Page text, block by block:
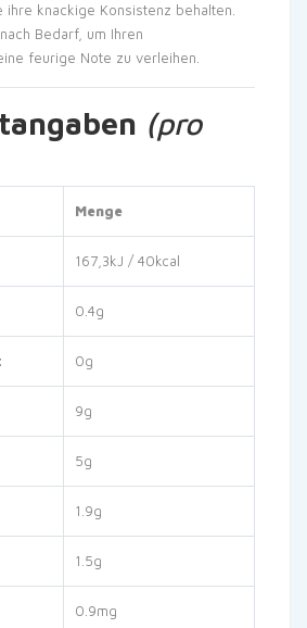
ihre knackige Konsistenz behalten.
Bedarf, um Ihren
feurige Note zu verleihen.
(pro
Menge
167,3kJ / 40kcal
0.4g
0g
9g
5g
1.9g
1.5g
0.9mg